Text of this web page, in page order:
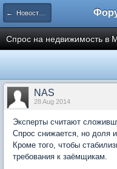
← Новости рынка недвижимости
Спрос на недвижимость в
NAS
28 Aug 2014
Эксперты считают
Спрос снижается, но доля
Кроме того, чтобы
требования к заёмщикам.